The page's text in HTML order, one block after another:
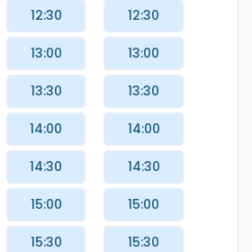
12:30
13:00
13:30
14:00
14:30
15:00
15:30
12:30
13:00
13:30
14:00
14:30
15:00
15:30